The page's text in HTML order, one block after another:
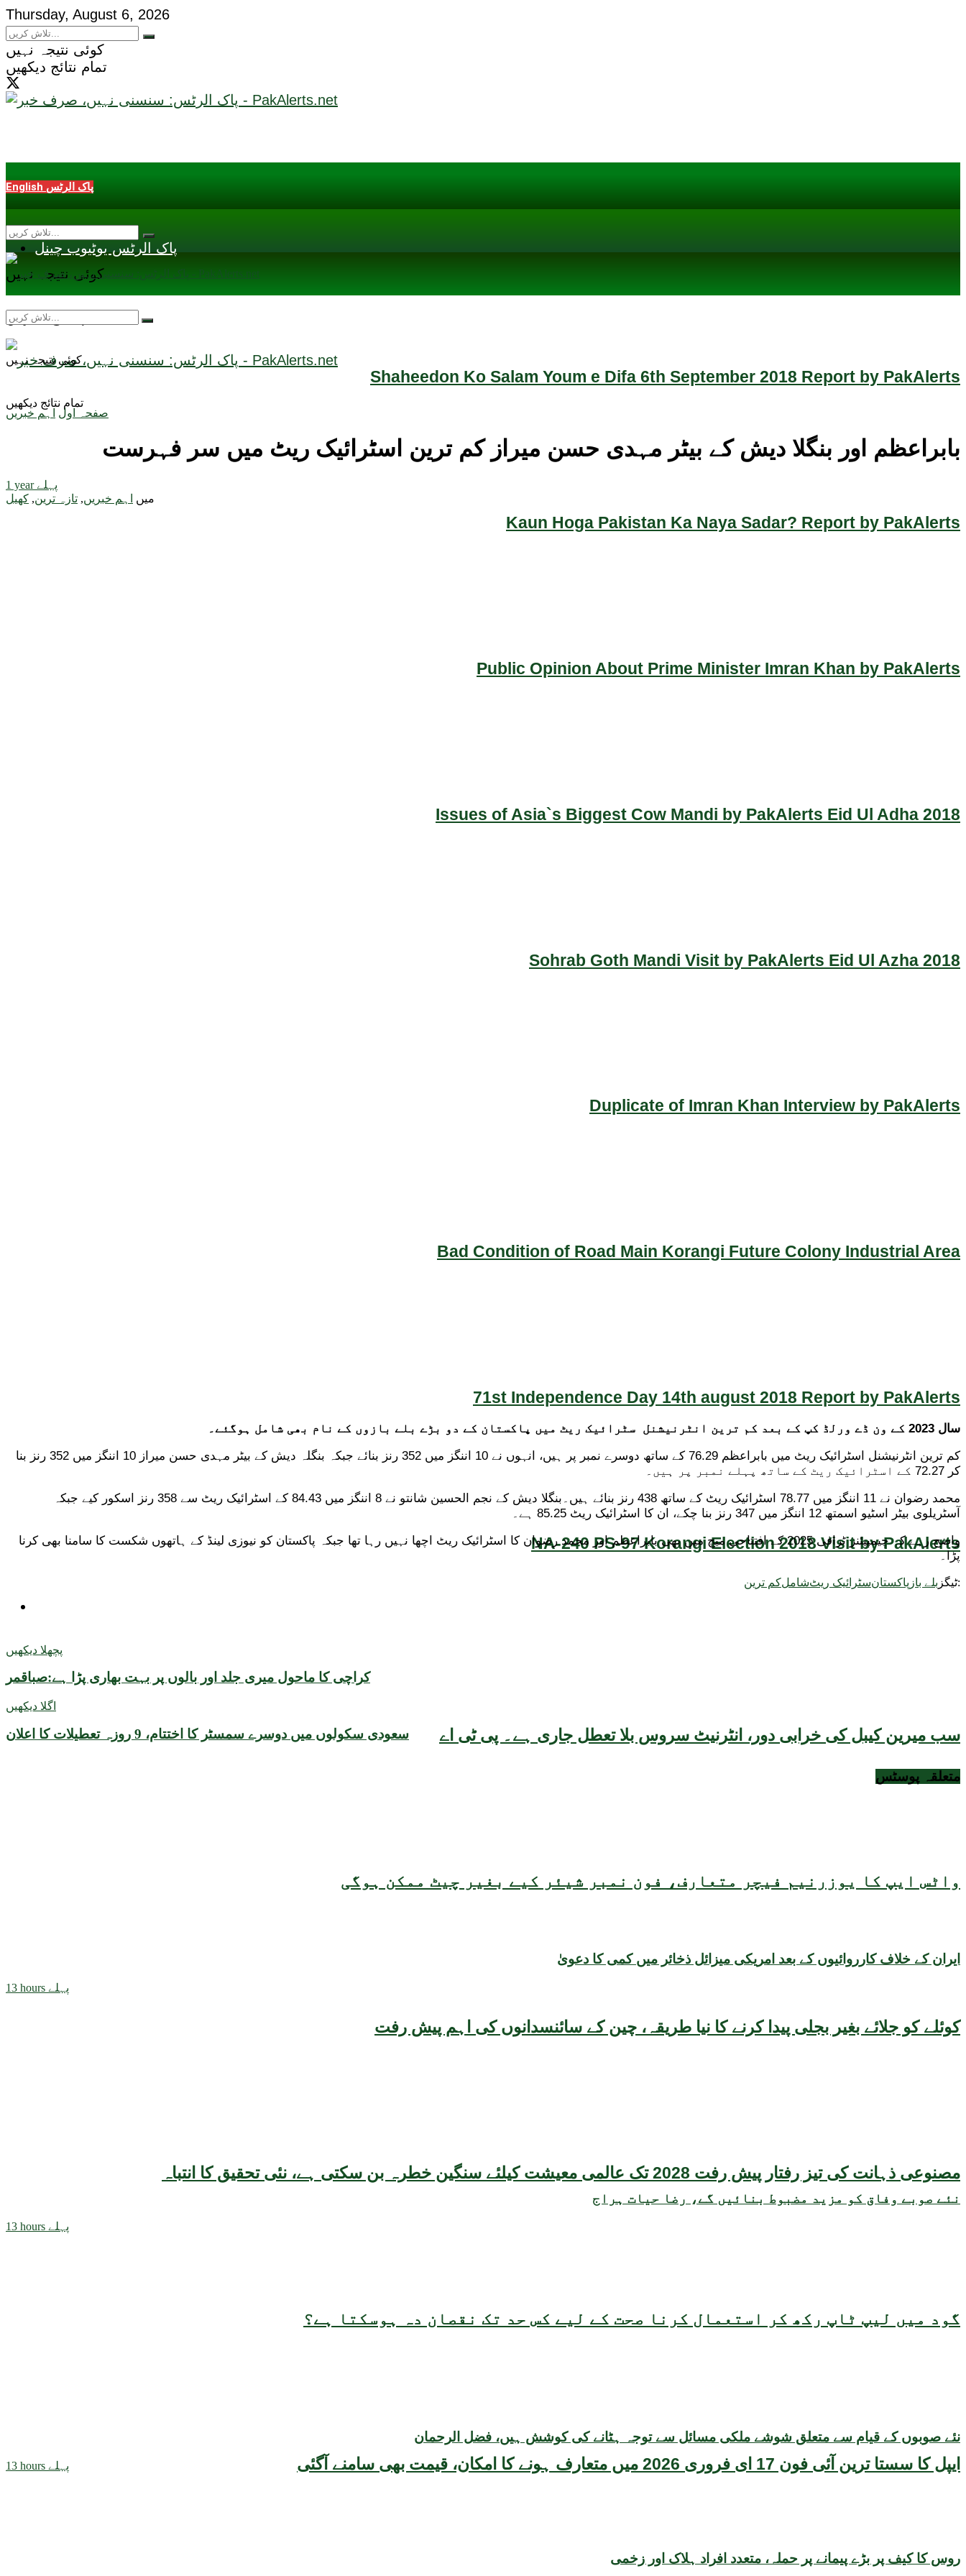
Thursday, August 6, 2026
کوئی نتیجہ نہیں
تمام نتائج دیکھیں
English پاک الرٹس
پاک الرٹس یوٹیوب چینل
Shaheedon Ko Salam Youm e Difa 6th September 2018 Report by PakAlerts
Kaun Hoga Pakistan Ka Naya Sadar? Report by PakAlerts
Public Opinion About Prime Minister Imran Khan by PakAlerts
Issues of Asia`s Biggest Cow Mandi by PakAlerts Eid Ul Adha 2018
Sohrab Goth Mandi Visit by PakAlerts Eid Ul Azha 2018
Duplicate of Imran Khan Interview by PakAlerts
Bad Condition of Road Main Korangi Future Colony Industrial Area
71st Independence Day 14th august 2018 Report by PakAlerts
NA-240 PS-97 Korangi Election 2018 Visit by PakAlerts
سب میرین کیبل کی خرابی دور، انٹرنیٹ سروس بلا تعطل جاری ہے۔ پی ٹی اے
واٹس ایپ کا یوزرنیم فیچر متعارف، فون نمبر شیئر کیے بغیر چیٹ ممکن ہوگی
کوئلے کو جلائے بغیر بجلی پیدا کرنے کا نیا طریقہ، چین کے سائنسدانوں کی اہم پیش رفت
مصنوعی ذہانت کی تیز رفتار پیش رفت 2028 تک عالمی معیشت کیلئے سنگین خطرہ بن سکتی ہے، نئی تحقیق کا انتباہ
گود میں لیپ ٹاپ رکھ کر استعمال کرنا صحت کے لیے کس حد تک نقصان دہ ہوسکتا ہے؟
ایپل کا سستا ترین آئی فون 17 ای فروری 2026 میں متعارف ہونے کا امکان، قیمت بھی سامنے آگئی
کوئی نتیجہ نہیں
تمام نتائج دیکھیں
کوئی نتیجہ نہیں
تمام نتائج دیکھیں
صفحہ اول
اہم خبریں
بابراعظم اور بنگلا دیش کے بیٹر مہدی حسن میراز کم ترین اسٹرائیک ریٹ میں سر فہرست
1 year پہلے
میں
اہم خبریں, تازہ ترین, کھیل
سال 2023 کے ون ڈے ورلڈ کپ کے بعد کم ترین انٹرنیشنل سٹرائیک ریٹ میں پاکستان کے دو بڑے بلے بازوں کے نام بھی شامل ہوگئے۔
کم ترین انٹرنیشنل اسٹرائیک ریٹ میں بابراعظم 76.29 کے ساتھ دوسرے نمبر پر ہیں، انہوں نے 10 اننگز میں 352 رنز بنائے جبکہ بنگلہ دیش کے بیٹر مہدی حسن میراز 10 اننگز میں 352 رنز بنا
کر 72.27 کے اسٹرائیک ریٹ کے ساتھ پہلے نمبر پر ہیں۔
محمد رضوان نے 11 اننگز میں 78.77 اسٹرائیک ریٹ کے ساتھ 438 رنز بنائے ہیں۔بنگلا دیش کے نجم الحسین شانتو نے 8 اننگز میں 84.43 کے اسٹرائیک ریٹ سے 358 رنز اسکور کیے جبکہ
آسٹریلوی بیٹر اسٹیو اسمتھ 12 اننگز میں 347 رنز بنا چکے، ان کا اسٹرائیک ریٹ 85.25 ہے۔
واضح رہے کہ چیمپیئنز ٹرافی 2025 کے افتتاحی میچ میں بھی بابراعظم اور محمد رضوان کا اسٹرائیک ریٹ اچھا نہیں رہا تھا جبکہ پاکستان کو نیوزی لینڈ کے ہاتھوں شکست کا سامنا بھی کرنا
پڑا۔
ٹیگز: بلے باز پاکستانسٹرائیک ریٹشاملکم ترین
پچھلا دیکھیں
کراچی کا ماحول میری جلد اور بالوں پر بہت بھاری پڑا ہے:صباقمر
اگلا دیکھیں
سعودی سکولوں میں دوسرے سمسٹر کا اختتام، 9 روزہ تعطیلات کا اعلان
متعلقہ پوسٹس
ایران کے خلاف کارروائیوں کے بعد امریکی میزائل ذخائر میں کمی کا دعویٰ
13 hours پہلے
نئے صوبے وفاق کو مزید مضبوط بنائیں گے، رضا حیات ہراج
13 hours پہلے
نئے صوبوں کے قیام سے متعلق شوشے ملکی مسائل سے توجہ ہٹانے کی کوشش ہیں، فضل الرحمان
13 hours پہلے
روس کا کیف پر بڑے پیمانے پر حملہ، متعدد افراد ہلاک اور زخمی